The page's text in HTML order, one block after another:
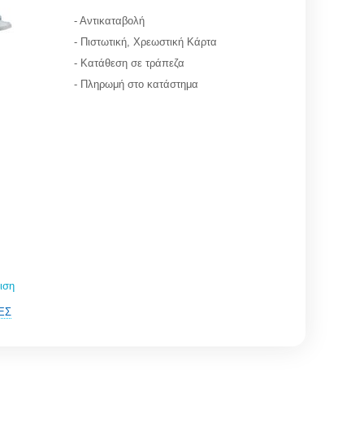
- Αντικαταβολή
- Πιστωτική, Χρεωστική Κάρτα
- Κατάθεση σε τράπεζα
- Πληρωμή στο κατάστημα